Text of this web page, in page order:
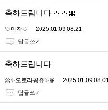
축하드립니다 🎀🎀🎀
♡미자♡
2025.01.09 08:21
답글쓰기
축하드립니다
🎀✨오로라공쥬✨🎀
2025.01.09 08:01
답글쓰기